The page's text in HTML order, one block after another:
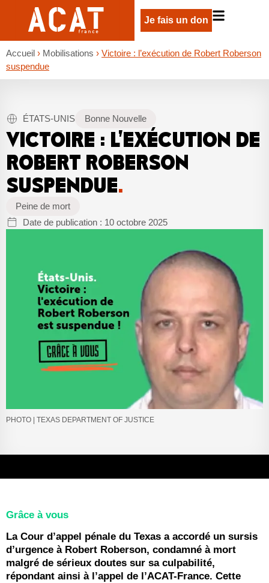
Je fais un don
Accueil › Mobilisations › Victoire : l’exécution de Robert Roberson
suspendue
ÉTATS-UNIS Bonne Nouvelle
VICTOIRE : L’EXÉCUTION DE
ROBERT ROBERSON
SUSPENDUE.
Peine de mort
Date de publication : 10 octobre 2025
PHOTO | TEXAS DEPARTMENT OF JUSTICE
Grâce à vous
La Cour d’appel pénale du Texas a accordé un sursis
d’urgence à Robert Roberson, condamné à mort
malgré de sérieux doutes sur sa culpabilité,
répondant ainsi à l’appel de l’ACAT-France. Cette